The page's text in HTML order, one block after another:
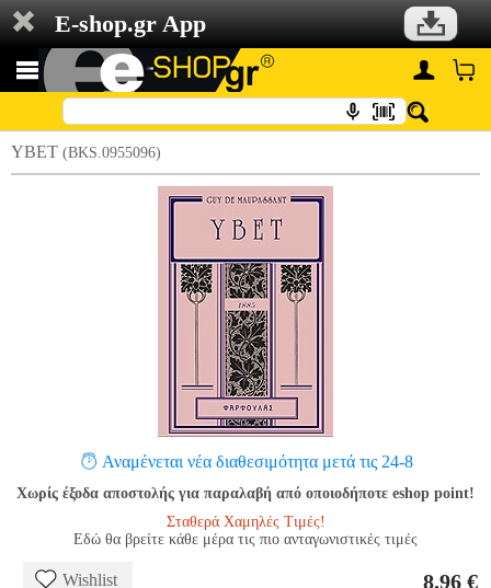
E-shop.gr App
ΥΒΕΤ (BKS.0955096)
Αναμένεται νέα διαθεσιμότητα μετά τις 24-8
Χωρίς έξοδα αποστολής για παραλαβή από οποιοδήποτε eshop point!
Σταθερά Χαμηλές Τιμές!
Εδώ θα βρείτε κάθε μέρα τις πιο ανταγωνιστικές τιμές
Wishlist 8.96 €